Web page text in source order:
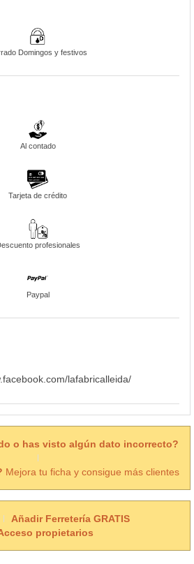
Domingos y festivos
Al contado
Tarjeta de crédito
profesionales
Paypal
lafabricalleida/
o has visto algún dato incorrecto?
Mejora tu ficha y consigue más clientes
Añadir Ferretería GRATIS
propietarios